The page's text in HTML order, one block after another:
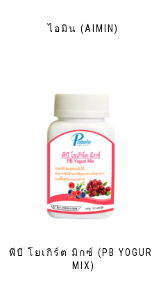
ไอมิน (AIMIN)
พีบี โยเกิร์ต มิกซ์ (PB YOGURT
MIX)